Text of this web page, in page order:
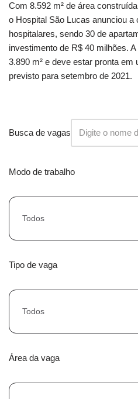
Com 8.592 m² de área
o Hospital São Lucas anunciou
hospitalares, sendo 30 de
investimento de R$ 40 milhões.
3.890 m² e deve estar pronta
previsto para setembro de 2021.
Busca de vagas
Modo de trabalho
Todos
Tipo de vaga
Todos
Área da vaga